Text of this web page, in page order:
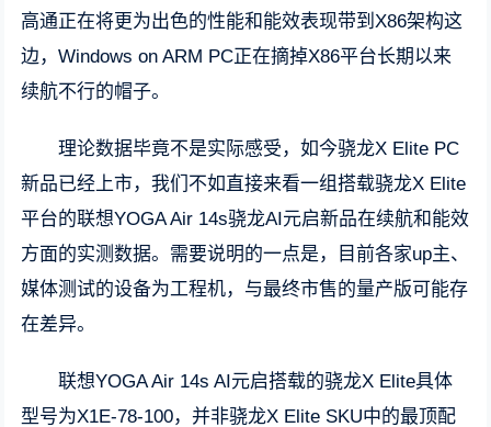
高通正在将更为出色的性能和能效表现带到X86架构这
边，Windows on ARM PC正在摘掉X86平台长期以来
续航不行的帽子。
理论数据毕竟不是实际感受，如今骁龙X Elite PC
新品已经上市，我们不如直接来看一组搭载骁龙X Elite
平台的联想YOGA Air 14s骁龙AI元启新品在续航和能效
方面的实测数据。需要说明的一点是，目前各家up主、
媒体测试的设备为工程机，与最终市售的量产版可能存
在差异。
联想YOGA Air 14s AI元启搭载的骁龙X Elite具体
型号为X1E-78-100，并非骁龙X Elite SKU中的最顶配